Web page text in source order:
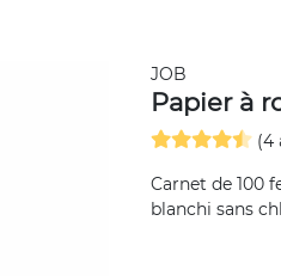
JOB
Papier à
(4
Carnet de 100
blanchi sans